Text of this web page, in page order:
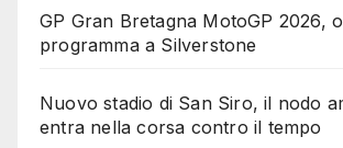
GP Gran Bretagna MotoGP 2026,
programma a Silverstone
Nuovo stadio di San Siro, il nodo
entra nella corsa contro il tempo